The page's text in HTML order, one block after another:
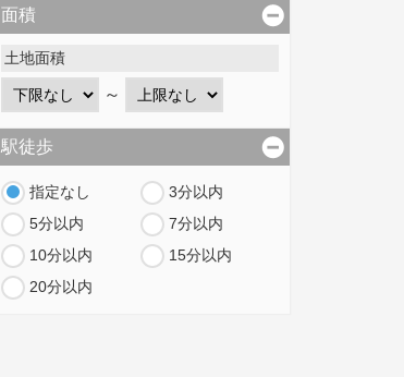
面積
土地面積
～
駅徒歩
指定なし
3分以内
5分以内
7分以内
10分以内
15分以内
20分以内